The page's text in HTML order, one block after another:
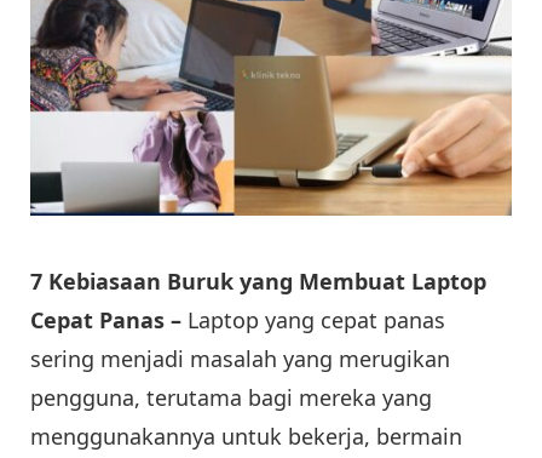
7 Kebiasaan Buruk yang Membuat Laptop
Cepat Panas – Laptop yang cepat panas
sering menjadi masalah yang merugikan
pengguna, terutama bagi mereka yang
menggunakannya untuk bekerja, bermain